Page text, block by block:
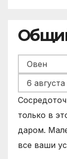
только в
даром.
все ваши